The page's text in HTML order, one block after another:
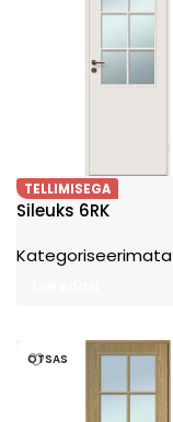
TELLIMISEGA
Sileuks 6RK
Kategoriseerimata
OTSAS